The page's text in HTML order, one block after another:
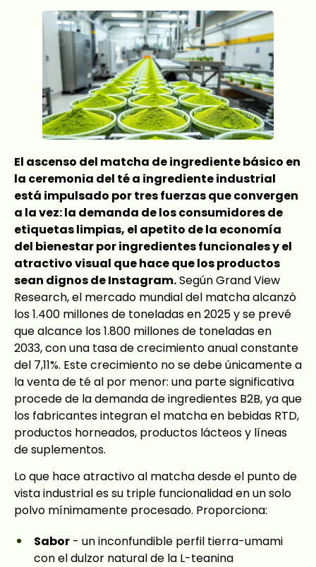
El ascenso del matcha de ingrediente básico en
la ceremonia del té a ingrediente industrial
está impulsado por tres fuerzas que convergen
a la vez: la demanda de los consumidores de
etiquetas limpias, el apetito de la economía
del bienestar por ingredientes funcionales y el
atractivo visual que hace que los productos
sean dignos de Instagram.Según Grand View
Research, el mercado mundial del matcha alcanzó
los 1.400 millones de toneladas en 2025 y se prevé
que alcance los 1.800 millones de toneladas en
2033, con una tasa de crecimiento anual constante
del 7,11%. Este crecimiento no se debe únicamente a
la venta de té al por menor: una parte significativa
procede de la demanda de ingredientes B2B, ya que
los fabricantes integran el matcha en bebidas RTD,
productos horneados, productos lácteos y líneas
de suplementos.
Lo que hace atractivo al matcha desde el punto de
vista industrial es su triple funcionalidad en un solo
polvo mínimamente procesado. Proporciona:
Sabor - un inconfundible perfil tierra-umami
con el dulzor natural de la L-teanina